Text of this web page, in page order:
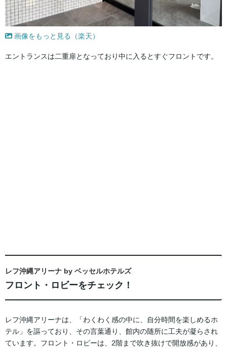
画像をもっと見る（楽天）
エントランスは二重扉となっており中に入るとすぐフロントです。
レフ沖縄アリーナ by ベッセルホテルズ
フロント・ロビーをチェック！
レフ沖縄アリーナは、「わくわく感の中に、自分時間を楽しめるホ
テル」を謳っており、その言葉通り、館内の随所に工夫が凝らされ
ています。フロント・ロビーは、2階まで吹き抜けで開放感があり、